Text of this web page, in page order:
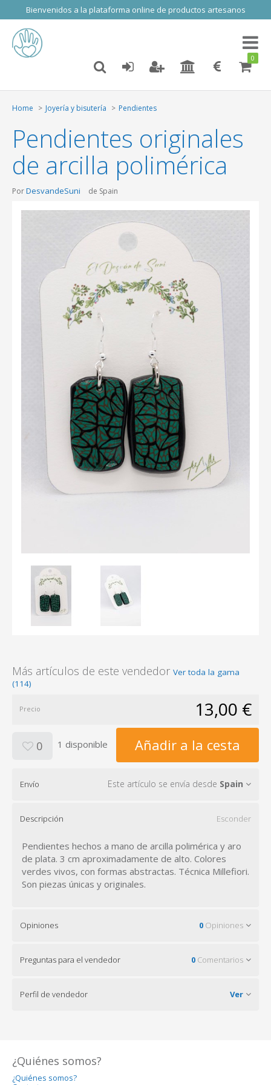
Bienvenidos a la plataforma online de productos artesanos
Toggle
0
Home Joyería y bisutería Pendientes
Pendientes originales
de arcilla polimérica
PorDesvandeSuni de Spain
Más artículos de este vendedor Ver toda la gama
(114)
Precio 13,00 €
0 1 disponible Añadir a la cesta
Envío Este artículo se envía desde Spain
Descripción Esconder
Pendientes hechos a mano de arcilla polimérica y aro
de plata. 3 cm aproximadamente de alto. Colores
verdes vivos, con formas abstractas. Técnica Millefiori.
Son piezas únicas y originales.
Opiniones 0 Opiniones
Preguntas para el vendedor 0 Comentarios
Perfil de vendedor Ver
¿Quiénes somos?
¿Quiénes somos?